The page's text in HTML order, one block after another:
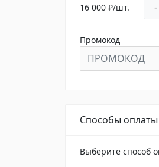
16 000 ₽/шт. -
Промокод
Промокод
Способы оплаты
Выберите способ